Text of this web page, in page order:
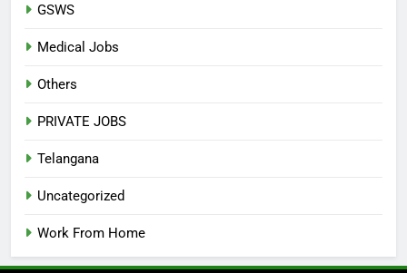
GSWS
Medical Jobs
Others
PRIVATE JOBS
Telangana
Uncategorized
Work From Home